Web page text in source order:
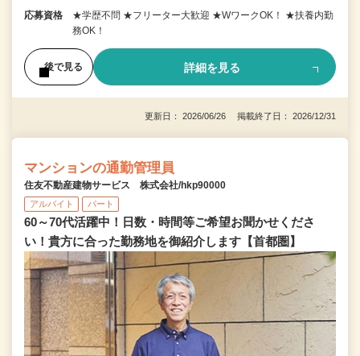
応募資格
★学歴不問 ★フリーター大歓迎 ★WワークOK！ ★扶養内勤
務OK！
後で見る 詳細を見る
更新日： 2026/06/26 掲載終了日： 2026/12/31
マンションの通勤管理員
住友不動産建物サービス 株式会社/hkp90000
アルバイト パート
60～70代活躍中！日数・時間等ご希望お聞かせくださ
い！貴方に合った勤務地を御紹介します【首都圏】